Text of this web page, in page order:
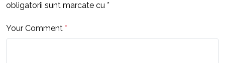
obligatorii sunt marcate cu *
Your Comment *